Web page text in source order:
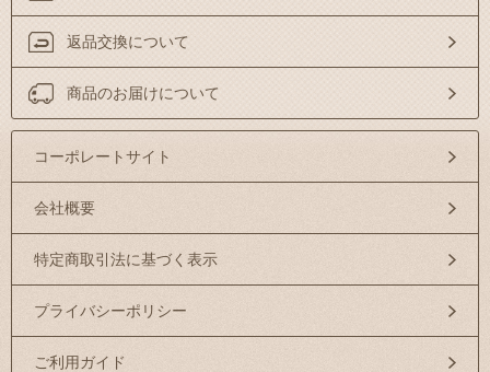
返品交換について
商品のお届けについて
コーポレートサイト
会社概要
特定商取引法に基づく表示
プライバシーポリシー
ご利用ガイド